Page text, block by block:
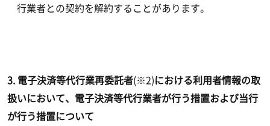
行業者との契約を解約することがあります。
3. 電子決済等代行業再委託者(※2)における利用者情報の取
扱いにおいて、電子決済等代行業者が行う措置および当行
が行う措置について